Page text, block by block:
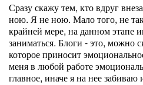
Сразу скажу тем, кто вдруг
ною. Я не ною. Мало того, не
крайней мере, на данном этапе
заниматься. Блоги - это, можно
которое приносит
меня в любой работе
главное, иначе я на нее